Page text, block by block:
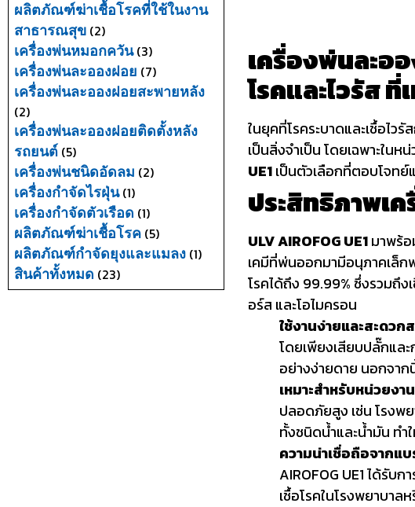
ผลิตภัณฑ์ฆ่าเชื้อโรคที่ใช้ในงาน
สาธารณสุข (2)
เครื่องพ่นหมอกควัน (3)
เครื่องพ่นละอองฝอย (7)
เครื่องพ่นละอองฝอยสะพายหลัง
(2)
เครื่องพ่นละอองฝอยติดตั้งหลัง
รถยนต์ (5)
เครื่องพ่นชนิดอัดลม (2)
เครื่องกำจัดไรฝุ่น (1)
เครื่องกำจัดตัวเรือด (1)
ผลิตภัณฑ์ฆ่าเชื้อโรค (5)
ผลิตภัณฑ์กำจัดยุงและแมลง (1)
สินค้าทั้งหมด (23)
เครื่องพ่นละอ
โรคและไวรัส
ในยุคที่โรคระบาดและเชื้อไ
เป็นสิ่งจำเป็น โดยเฉพาะใน
UE1เป็นตัวเลือกที่ตอบโจทย์
ประสิทธิภาพเ
ULV AIROFOG UE1มาพร้อ
เคมีที่พ่นออกมามีอนุภาคเล็ก
โรคได้ถึง 99.99% ซึ่งรวมถึง
อร์ส และโอไมครอน
ใช้งานง่ายและสะดวก
โดยเพียงเสียบปลั๊กแล
อย่างง่ายดาย นอกจาก
เหมาะสำหรับหน่วยงา
ปลอดภัยสูง เช่น โรงพ
ทั้งชนิดน้ำและน้ำมัน ทำ
ความน่าเชื่อถือจากแ
AIROFOG UE1 ได้รับ
เชื้อโรคในโรงพยาบา